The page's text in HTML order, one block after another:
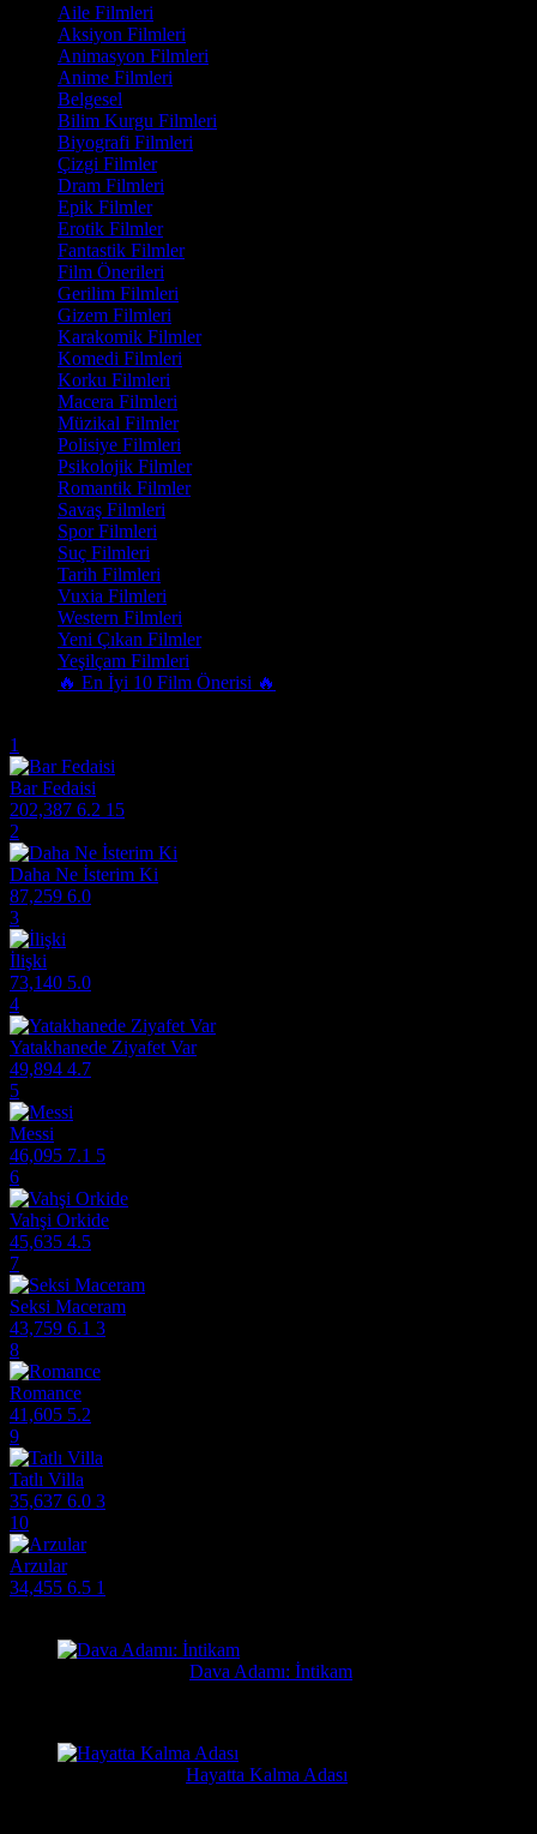
Aile Filmleri
Aksiyon Filmleri
Animasyon Filmleri
Anime Filmleri
Belgesel
Bilim Kurgu Filmleri
Biyografi Filmleri
Çizgi Filmler
Dram Filmleri
Epik Filmler
Erotik Filmler
Fantastik Filmler
Film Önerileri
Gerilim Filmleri
Gizem Filmleri
Karakomik Filmler
Komedi Filmleri
Korku Filmleri
Macera Filmleri
Müzikal Filmler
Polisiye Filmleri
Psikolojik Filmler
Romantik Filmler
Savaş Filmleri
Spor Filmleri
Suç Filmleri
Tarih Filmleri
Vuxia Filmleri
Western Filmleri
Yeni Çıkan Filmler
Yeşilçam Filmleri
🔥 En İyi 10 Film Önerisi 🔥
1
Bar Fedaisi
202,387 6.2 15
2
Daha Ne İsterim Ki
87,259 6.0
3
İlişki
73,140 5.0
4
Yatakhanede Ziyafet Var
49,894 4.7
5
Messi
46,095 7.1 5
6
Vahşi Orkide
45,635 4.5
7
Seksi Maceram
43,759 6.1 3
8
Romance
41,605 5.2
9
Tatlı Villa
35,637 6.0 3
10
Arzular
34,455 6.5 1
Dava Adamı: İntikam
Hayatta Kalma Adası